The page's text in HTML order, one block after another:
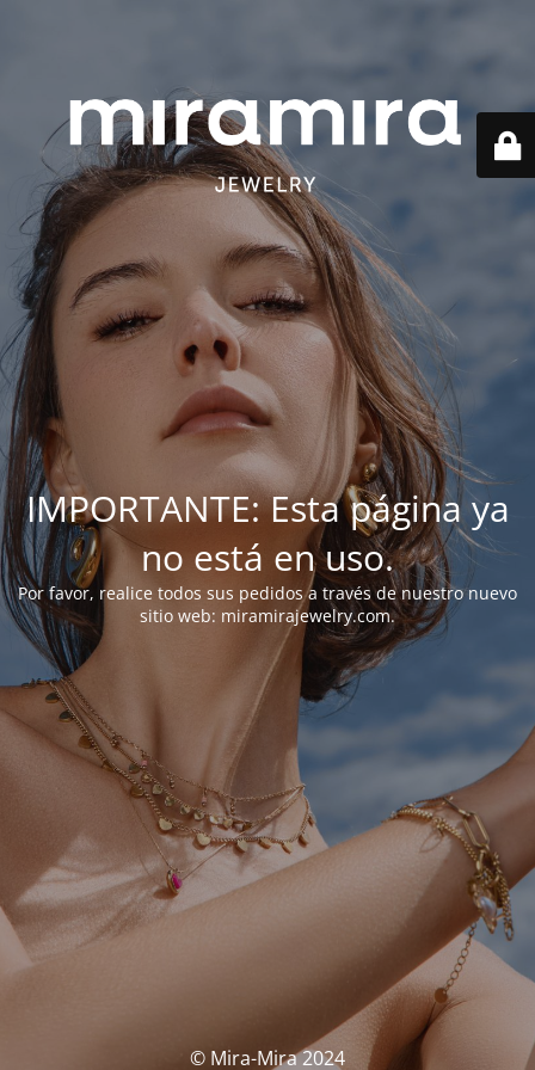
IMPORTANTE: Esta página ya
no está en uso.
Por favor, realice todos sus pedidos a través de nuestro nuevo
sitio web: miramirajewelry.com.
© Mira-Mira 2024